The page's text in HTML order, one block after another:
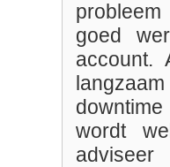
goed
account.
wordt